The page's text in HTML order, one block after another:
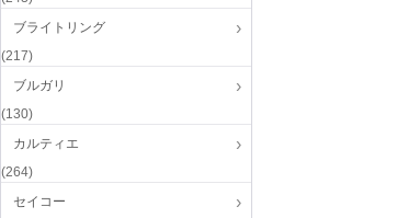
ブライトリング
(217)
ブルガリ
(130)
カルティエ
(264)
セイコー